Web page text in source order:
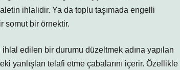
ihlalidir. Ya da toplu taşımada engelli
somut bir örnektir.
edilen bir durumu düzeltmek adına yapılan
yanlışları telafi etme çabalarını içerir. Özellikle